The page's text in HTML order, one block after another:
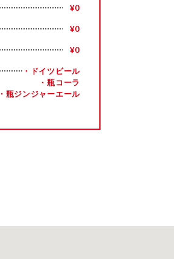
¥0
¥0
¥0
・ドイツビール
・瓶コーラ
・瓶ジンジャーエール